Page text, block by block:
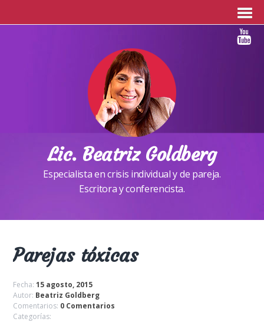
Lic. Beatriz Goldberg
Especialista en crisis individual y de pareja.
Escritora y conferencista.
Parejas tóxicas
Fecha:15 agosto, 2015
Autor: Beatriz Goldberg
Comentarios: 0 Comentarios
Categorías: